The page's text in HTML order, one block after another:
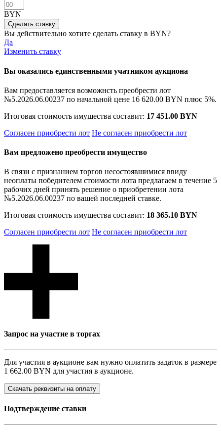
BYN
Вы действительно хотите сделать ставку в BYN?
Да
Изменить ставку
Вы оказались единственными учатником аукциона
Вам предоставляется возможнсть преобрести лот
№5.2026.06.00237 по начальной цене 16 620.00 BYN плюс 5%.
Итоговая стоимость имущества составит: 17 451.00 BYN
Согласен приобрести лот Не согласен приобрести лот
Вам предложено преобрести имущество
В связи с признанием торгов несостоявшимися ввиду
неоплаты победителем стоимости лота предлагаем в течение 5
рабочих дней принять решение о приобретении лота
№5.2026.06.00237 по вашей последней ставке.
Итоговая стоимость имущества составит: 18 365.10 BYN
Согласен приобрести лот Не согласен приобрести лот
Запрос на участие в торгах
Для участия в аукционе вам нужно оплатить задаток в размере
1 662.00 BYN для участия в аукционе.
Скачать реквизиты на оплату
Подтверждение ставки